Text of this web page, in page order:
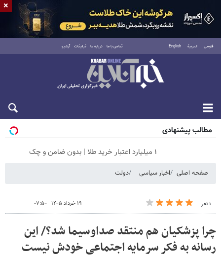
فارسی العربية English تماس با ما درباره ما تبلیغات آرشیو
جمعه ۱۶ مرداد ۱۴۰۵
مطالب پیشنهادی
۱ میلیارد اعتبار خرید طلا | بدون ضامن و چک
صفحه اصلی اخبار سیاسی دولت
۱ نفر ۱۹ خرداد ۱۴۰۵ - ۰۷:۵۰
چرا پزشکیان هم منتقد صداوسیما شد؟/ این
رسانه به فکر سرمایه اجتماعی خودش نیست
×